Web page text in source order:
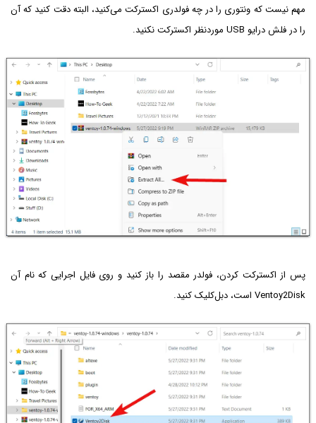
مهم نیست که ونتوری را در چه فولدری اکسترکت می‌کنید، البته دقت کنید که آن
را در فلش درایو USB موردنظر اکسترکت نکنید.
پس از اکسترکت کردن، فولدر مقصد را باز کنید و روی فایل اجرایی که نام آن
Ventoy2Disk است، دبل‌کلیک کنید.